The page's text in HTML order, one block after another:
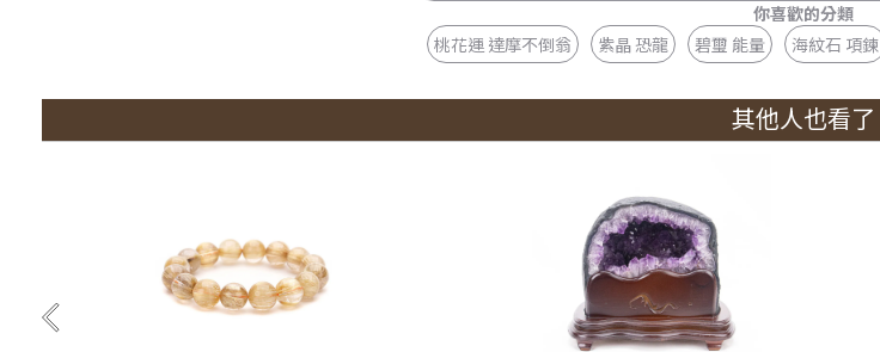
你喜歡的分類
桃花運 達摩不倒翁
紫晶 恐龍 碧璽 能量 海紋石 項鍊
其他人也看了